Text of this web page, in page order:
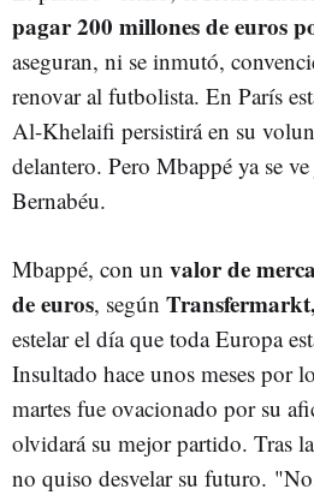
pagar 200 millones de euros
aseguran, ni se inmutó,
renovar al futbolista. En París
Al-Khelaifi persistirá en su
delantero. Pero Mbappé ya se
Bernabéu.
Mbappé, con un valor de
de euros, según
estelar el día que toda Europa
Insultado hace unos meses por
martes fue ovacionado por su
olvidará su mejor partido. Tras
no quiso desvelar su futuro.